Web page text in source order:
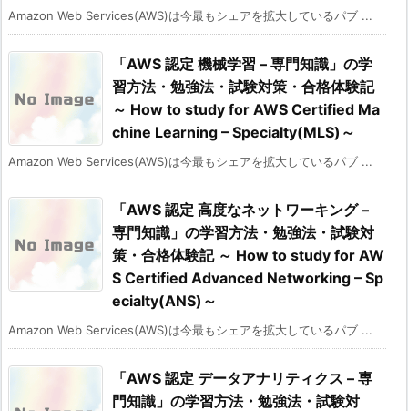
Amazon Web Services(AWS)は今最もシェアを拡大しているパブ ...
「AWS 認定 機械学習 – 専門知識」の学
習方法・勉強法・試験対策・合格体験記
～ How to study for AWS Certified Ma
chine Learning – Specialty(MLS)～
Amazon Web Services(AWS)は今最もシェアを拡大しているパブ ...
「AWS 認定 高度なネットワーキング –
専門知識」の学習方法・勉強法・試験対
策・合格体験記 ～ How to study for AW
S Certified Advanced Networking – Sp
ecialty(ANS)～
Amazon Web Services(AWS)は今最もシェアを拡大しているパブ ...
「AWS 認定 データアナリティクス – 専
門知識」の学習方法・勉強法・試験対